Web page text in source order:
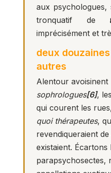
aux psychologues,
tronquatif de
imprécisément et
deux
autres
Alentour avoisinent
sophrologues[6], les
qui courent les
quoi thérapeutes,
revendiqueraient
existaient. Écartons
parapsychosectes,